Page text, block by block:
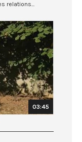
relations...
03:45